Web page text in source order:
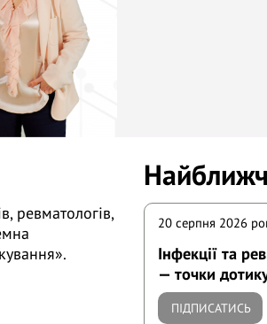
ревматологів,
20 серпня 2026
Інфекції та
— точки
ПІДПИСАТИСЬ